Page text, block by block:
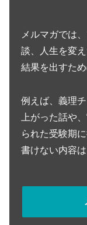
メルマガでは
談、人生を変
結果を出すた
例えば、義理
上がった話や
られた受験期
書けない内容